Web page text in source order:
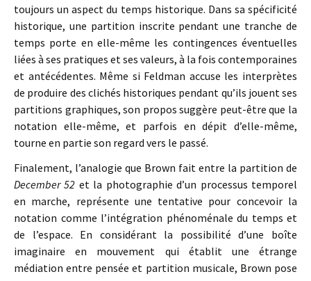
toujours un aspect du temps historique. Dans sa spécificité
historique, une partition inscrite pendant une tranche de
temps porte en elle-même les contingences éventuelles
liées à ses pratiques et ses valeurs, à la fois contemporaines
et antécédentes. Même si Feldman accuse les interprètes
de produire des clichés historiques pendant qu’ils jouent ses
partitions graphiques, son propos suggère peut-être que la
notation elle-même, et parfois en dépit d’elle-même,
tourne en partie son regard vers le passé.
Finalement, l’analogie que Brown fait entre la partition de
December 52 et la photographie d’un processus temporel
en marche, représente une tentative pour concevoir la
notation comme l’intégration phénoménale du temps et
de l’espace. En considérant la possibilité d’une boîte
imaginaire en mouvement qui établit une étrange
médiation entre pensée et partition musicale, Brown pose